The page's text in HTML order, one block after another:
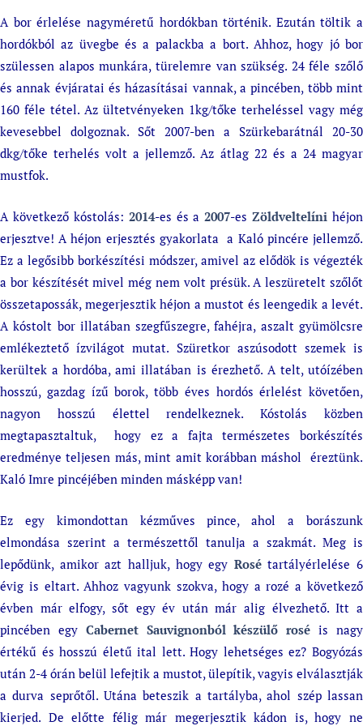
A bor érlelése nagyméretű hordókban történik. Ezután töltik a
hordókból az üvegbe és a palackba a bort. Ahhoz, hogy jó bor
szülessen alapos munkára, türelemre van szükség. 24 féle szőlő
és annak évjáratai és házasításai vannak, a pincében, több mint
160 féle tétel. Az ültetvényeken 1kg/tőke terheléssel vagy még
kevesebbel dolgoznak. Sőt 2007-ben a Szürkebarátnál 20-30
dkg/tőke terhelés volt a jellemző. Az átlag 22 és a 24 magyar
mustfok.
A következő kóstolás: 2014-es és a 2007-es Zöldveltelíni héjon
erjesztve! A héjon erjesztés gyakorlata a Kaló pincére jellemző.
Ez a legősibb borkészítési módszer, amivel az elődök is végezték
a bor készítését mivel még nem volt présük. A leszüretelt szőlőt
összetapossák, megerjesztik héjon a mustot és leengedik a levét.
A kóstolt bor illatában szegfűszegre, fahéjra, aszalt gyümölcsre
emlékeztető ízvilágot mutat. Szüretkor aszúsodott szemek is
kerültek a hordóba, ami illatában is érezhető. A telt, utóízében
hosszú, gazdag ízű borok, több éves hordós érlelést követően,
nagyon hosszú élettel rendelkeznek. Kóstolás közben
megtapasztaltuk, hogy ez a fajta természetes borkészítés
eredménye teljesen más, mint amit korábban máshol éreztünk.
Kaló Imre pincéjében minden másképp van!
Ez egy kimondottan kézműves pince, ahol a borászunk
elmondása szerint a természettől tanulja a szakmát. Meg is
lepődünk, amikor azt halljuk, hogy egy Rosétartályérlelése 6
évig is eltart. Ahhoz vagyunk szokva, hogy a rozé a következő
évben már elfogy, sőt egy év után már alig élvezhető. Itt a
pincében egyCabernet Sauvignonból készülő rosé is nagy
értékű és hosszú életű ital lett. Hogy lehetséges ez? Bogyózás
után 2-4 órán belül lefejtik a mustot, ülepítik, vagyis elválasztják
a durva seprőtől. Utána beteszik a tartályba, ahol szép lassan
kierjed. De előtte félig már megerjesztik kádon is, hogy ne